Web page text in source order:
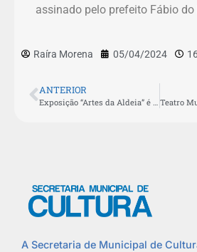
assinado pelo prefeito Fábio do
Raíra Morena 05/04/2024
ANTERIOR
A Secretaria de Municipal de